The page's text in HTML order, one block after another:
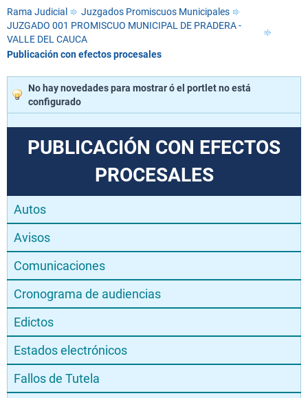
Rama Judicial
Juzgados Promiscuos Municipales
JUZGADO 001 PROMISCUO MUNICIPAL DE PRADERA -
VALLE DEL CAUCA
Publicación con efectos procesales
No hay novedades para mostrar ó el portlet no está
configurado
PUBLICACIÓN CON EFECTOS
PROCESALES
Autos
Avisos
Comunicaciones
Cronograma de audiencias
Edictos
Estados electrónicos
Fallos de Tutela